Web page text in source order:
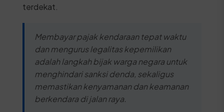
terdekat.
Membayar pajak kendaraan tepat waktu
dan mengurus legalitas kepemilikan
adalah langkah bijak warga negara untuk
menghindari sanksi denda, sekaligus
memastikan kenyamanan dan keamanan
berkendara di jalan raya.